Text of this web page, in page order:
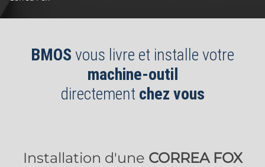
BMOS vous livre et installe votre
machine-outil
directement chez vous
Installation d'une CORREA FOX